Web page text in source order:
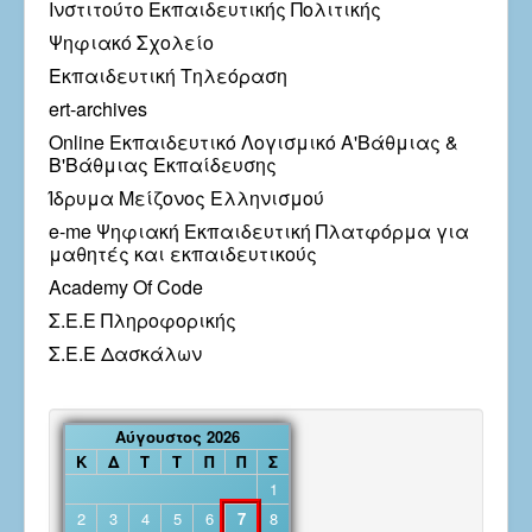
Ινστιτούτο Εκπαιδευτικής Πολιτικής
Ψηφιακό Σχολείο
Εκπαιδευτική Τηλεόραση
ert-archives
Online Εκπαιδευτικό Λογισμικό Α'Βάθμιας &
Β'Βάθμιας Εκπαίδευσης
Ίδρυμα Μείζονος Ελληνισμού
e-me Ψηφιακή Εκπαιδευτική Πλατφόρμα για
μαθητές και εκπαιδευτικούς
Academy Of Code
Σ.Ε.Ε Πληροφορικής
Σ.Ε.Ε Δασκάλων
Αύγουστος 2026
Κ
Δ Τ Τ Π Π
Σ
1
2
3 4 5 6 7 8